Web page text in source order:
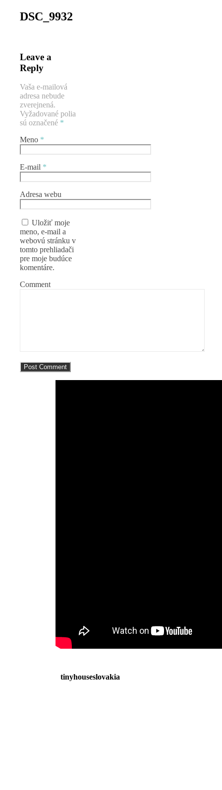
DSC_9932
Leave a
Reply
Vaša e-mailová
adresa nebude
zverejnená.
Vyžadované polia
sú označené *
Meno *
E-mail *
Adresa webu
Uložiť moje
meno, e-mail a
webovú stránku v
tomto prehliadači
pre moje budúce
komentáre.
Comment
tinyhouseslovakia